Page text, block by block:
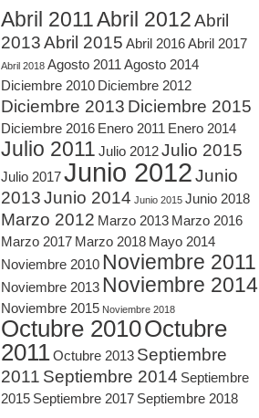
Abril 2011Abril 2012Abril
2013Abril 2015 Abril 2016Abril 2017
Abril 2018 Agosto 2011 Agosto 2014
Diciembre 2010 Diciembre 2012
Diciembre 2013 Diciembre 2015
Diciembre 2016 Enero 2011 Enero 2014
Julio 2011 Julio 2012Julio 2015
Julio 2017Junio 2012Junio
2013Junio 2014 Junio 2015 Junio 2018
Marzo 2012 Marzo 2013 Marzo 2016
Marzo 2017 Marzo 2018 Mayo 2014
Noviembre 2010 Noviembre 2011
Noviembre 2013 Noviembre 2014
Noviembre 2015 Noviembre 2018
Octubre 2010Octubre
2011Octubre 2013 Septiembre
2011 Septiembre 2014 Septiembre
2015 Septiembre 2017 Septiembre 2018